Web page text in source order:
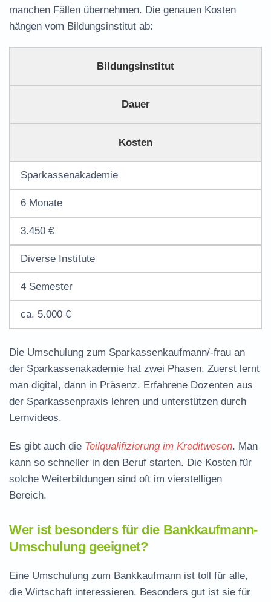
manchen Fällen übernehmen. Die genauen Kosten
hängen vom Bildungsinstitut ab:
Bildungsinstitut
Dauer
Kosten
Sparkassenakademie
6 Monate
3.450 €
Diverse Institute
4 Semester
ca. 5.000 €
Die Umschulung zum Sparkassenkaufmann/-frau an
der Sparkassenakademie hat zwei Phasen. Zuerst lernt
man digital, dann in Präsenz. Erfahrene Dozenten aus
der Sparkassenpraxis lehren und unterstützen durch
Lernvideos.
Es gibt auch die Teilqualifizierung im Kreditwesen. Man
kann so schneller in den Beruf starten. Die Kosten für
solche Weiterbildungen sind oft im vierstelligen
Bereich.
Wer ist besonders für die Bankkaufmann-
Umschulung geeignet?
Eine Umschulung zum Bankkaufmann ist toll für alle,
die Wirtschaft interessieren. Besonders gut ist sie für